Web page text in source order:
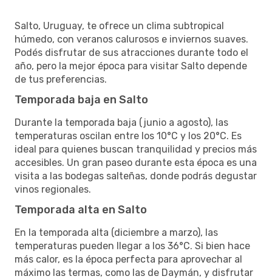
Salto, Uruguay, te ofrece un clima subtropical
húmedo, con veranos calurosos e inviernos suaves.
Podés disfrutar de sus atracciones durante todo el
año, pero la mejor época para visitar Salto depende
de tus preferencias.
Temporada baja en Salto
Durante la temporada baja (junio a agosto), las
temperaturas oscilan entre los 10°C y los 20°C. Es
ideal para quienes buscan tranquilidad y precios más
accesibles. Un gran paseo durante esta época es una
visita a las bodegas salteñas, donde podrás degustar
vinos regionales.
Temporada alta en Salto
En la temporada alta (diciembre a marzo), las
temperaturas pueden llegar a los 36°C. Si bien hace
más calor, es la época perfecta para aprovechar al
máximo las termas, como las de Daymán, y disfrutar